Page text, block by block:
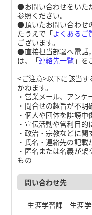
●お問い合わせをいた
参照ください。
●頂いたお問い合わせ
たうえで「よくあるご
ございます。
●直接担当部署へ電話
は、「連絡先一覧 」を
<ご注意>以下に該当
かねます。
・営業メール、アンケ
・問合せの趣旨が不
・個人や団体を誹謗
・宣伝活動や営利目
・政治・宗教などに関
・氏名・連絡先の記
・匿名または名義が
もの
問い合わせ先
生涯学習課 生涯学